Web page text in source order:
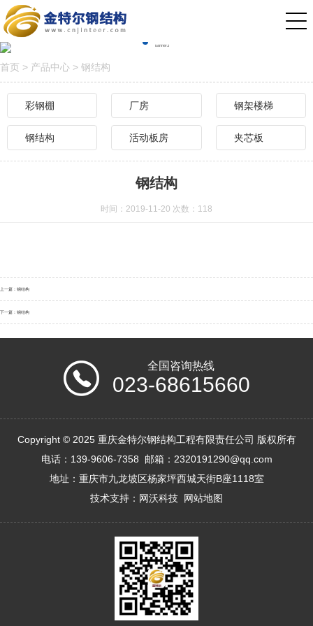
首页 > 产品中心 > 钢结构
彩钢棚 厂房 钢架楼梯
钢结构 活动板房 夹芯板
钢结构
时间：2019-11-20 次数： 118
上一篇： 钢结构
下一篇： 钢结构
全国咨询热线
023-68615660
Copyright © 2025 重庆金特尔钢结构工程有限责任公司 版权所有
电话：139-9606-7358 邮箱：2320191290@qq.com
地址：重庆市九龙坡区杨家坪西城天街B座1118室
技术支持： 网沃科技 网站地图